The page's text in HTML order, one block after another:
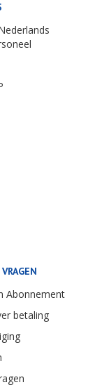
Abonnement
betaling